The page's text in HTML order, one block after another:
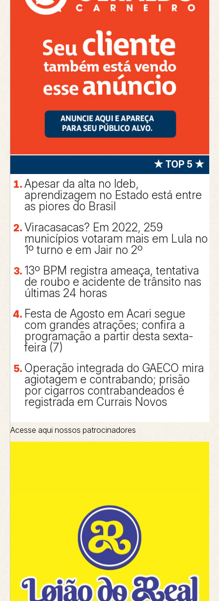
★ TOP 5 ★
Apesar da alta no Ideb,
aprendizagem no Estado está entre
as piores do Brasil
Viracasacas? Em 2022, 259
municípios votaram mais em Lula no
1º turno e em Jair no 2º
13º BPM registra ameaça, tentativa
de roubo e acidente de trânsito nas
últimas 24 horas
Festa de Agosto em Acari segue
com grandes atrações; confira a
programação a partir desta sexta-
feira (7)
Operação integrada do GAECO mira
agiotagem e contrabando; prisão
por cigarros contrabandeados é
registrada em Currais Novos
Acesse aqui nossos patrocinadores